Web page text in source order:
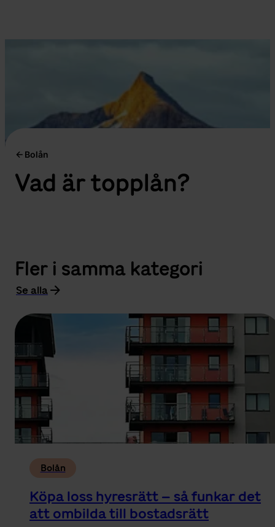
Bolån
Vad är topplån?
Fler i samma kategori
Se alla
Bolån
Köpa loss hyresrätt – så funkar det
att ombilda till bostadsrätt